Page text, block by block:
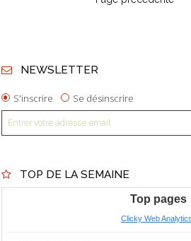
NEWSLETTER
S'inscrire Se désinscrire
TOP DE LA SEMAINE